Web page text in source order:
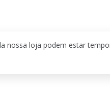
nossa loja podem estar